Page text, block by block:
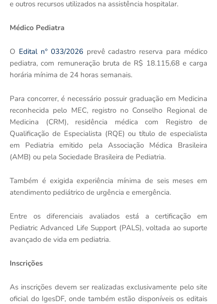
e outros recursos utilizados na assistência hospitalar.
Médico Pediatra
O Edital nº 033/2026prevê cadastro reserva para médico
pediatra, com remuneração bruta de R$ 18.115,68 e carga
horária mínima de 24 horas semanais.
Para concorrer, é necessário possuir graduação em Medicina
reconhecida pelo MEC, registro no Conselho Regional de
Medicina (CRM), residência médica com Registro de
Qualificação de Especialista (RQE) ou título de especialista
em Pediatria emitido pela Associação Médica Brasileira
(AMB) ou pela Sociedade Brasileira de Pediatria.
Também é exigida experiência mínima de seis meses em
atendimento pediátrico de urgência e emergência.
Entre os diferenciais avaliados está a certificação em
Pediatric Advanced Life Support (PALS), voltada ao suporte
avançado de vida em pediatria.
Inscrições
As inscrições devem ser realizadas exclusivamente pelo site
oficial do IgesDF, onde também estão disponíveis os editais